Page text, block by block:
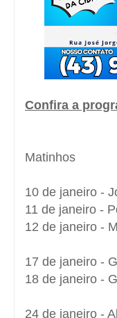
Confira a
Matinhos
10 de janeiro -
11 de janeiro -
12 de janeiro -
17 de janeiro -
18 de janeiro -
24 de janeiro -